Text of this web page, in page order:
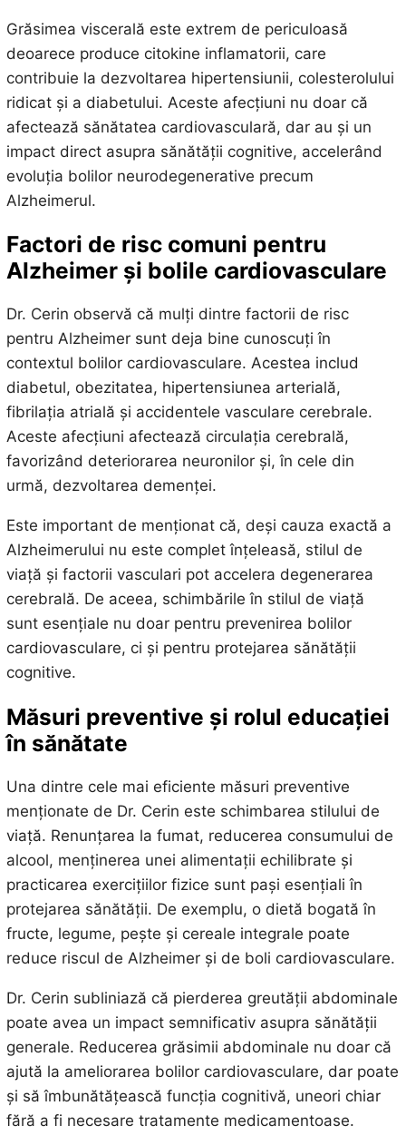
Grăsimea viscerală este extrem de periculoasă
deoarece produce citokine inflamatorii, care
contribuie la dezvoltarea hipertensiunii, colesterolului
ridicat și a diabetului. Aceste afecțiuni nu doar că
afectează sănătatea cardiovasculară, dar au și un
impact direct asupra sănătății cognitive, accelerând
evoluția bolilor neurodegenerative precum
Alzheimerul.
Factori de risc comuni pentru
Alzheimer și bolile cardiovasculare
Dr. Cerin observă că mulți dintre factorii de risc
pentru Alzheimer sunt deja bine cunoscuți în
contextul bolilor cardiovasculare. Acestea includ
diabetul, obezitatea, hipertensiunea arterială,
fibrilația atrială și accidentele vasculare cerebrale.
Aceste afecțiuni afectează circulația cerebrală,
favorizând deteriorarea neuronilor și, în cele din
urmă, dezvoltarea demenței.
Este important de menționat că, deși cauza exactă a
Alzheimerului nu este complet înțeleasă, stilul de
viață și factorii vasculari pot accelera degenerarea
cerebrală. De aceea, schimbările în stilul de viață
sunt esențiale nu doar pentru prevenirea bolilor
cardiovasculare, ci și pentru protejarea sănătății
cognitive.
Măsuri preventive și rolul educației
în sănătate
Una dintre cele mai eficiente măsuri preventive
menționate de Dr. Cerin este schimbarea stilului de
viață. Renunțarea la fumat, reducerea consumului de
alcool, menținerea unei alimentații echilibrate și
practicarea exercițiilor fizice sunt pași esențiali în
protejarea sănătății. De exemplu, o dietă bogată în
fructe, legume, pește și cereale integrale poate
reduce riscul de Alzheimer și de boli cardiovasculare.
Dr. Cerin subliniază că pierderea greutății abdominale
poate avea un impact semnificativ asupra sănătății
generale. Reducerea grăsimii abdominale nu doar că
ajută la ameliorarea bolilor cardiovasculare, dar poate
și să îmbunătățească funcția cognitivă, uneori chiar
fără a fi necesare tratamente medicamentoase.